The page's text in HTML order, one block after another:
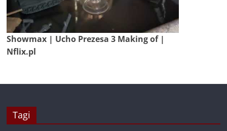
Showmax | Ucho Prezesa 3 Making of |
Nflix.pl
Tagi